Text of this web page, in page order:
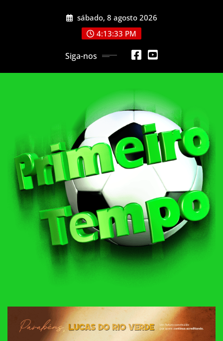
sábado, 8 agosto 2026
4:13:35 PM
Siga-nos